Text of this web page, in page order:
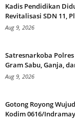
Kadis Pendidikan
Revitalisasi SDN 11,
Aug 9, 2026
Satresnarkoba
Gram Sabu, Ganja,
Aug 9, 2026
Gotong Royong
Kodim 0616/